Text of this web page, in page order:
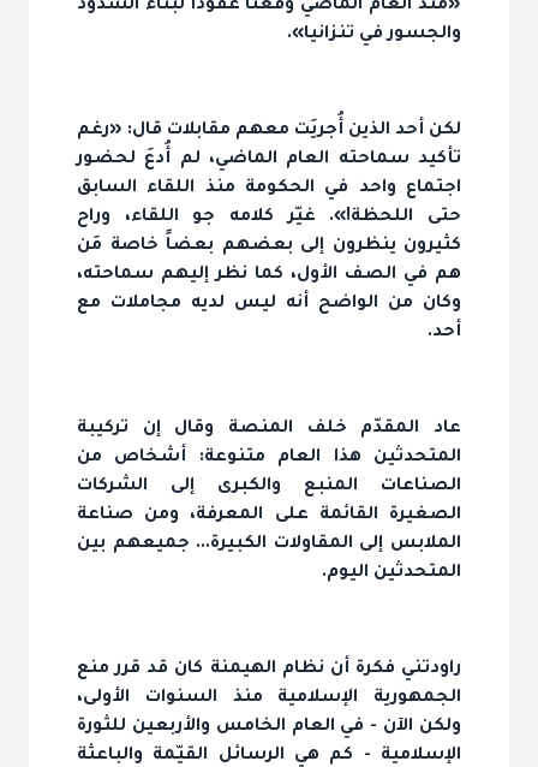
«منذ العام الماضي وقعنا عقوداً لبناء السدود
والجسور في تنزانيا».
لكن أحد الذين أُجريَت معهم مقابلات قال: «رغم
تأكيد سماحته العام الماضي، لم أُدعَ لحضور
اجتماع واحد في الحكومة منذ اللقاء السابق
حتى اللحظة!». غيّر كلامه جو اللقاء، وراح
كثيرون ينظرون إلى بعضهم بعضاً خاصة مَن
هم في الصف الأول، كما نظر إليهم سماحته،
وكان من الواضح أنه ليس لديه مجاملات مع
أحد.
عاد المقدّم خلف المنصة وقال إن تركيبة
المتحدثين هذا العام متنوعة: أشخاص من
الصناعات المنبع والكبرى إلى الشركات
الصغيرة القائمة على المعرفة، ومن صناعة
الملابس إلى المقاولات الكبيرة... جميعهم بين
المتحدثين اليوم.
راودتني فكرة أن نظام الهيمنة كان قد قرر منع
الجمهورية الإسلامية منذ السنوات الأولى،
ولكن الآن - في العام الخامس والأربعين للثورة
الإسلامية - كم هي الرسائل القيّمة والباعثة